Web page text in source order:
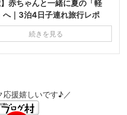
】赤ちゃんと一緒に夏の「軽
へ｜3泊4日子連れ旅行レポ
続きを見る
応援嬉しいです♪／